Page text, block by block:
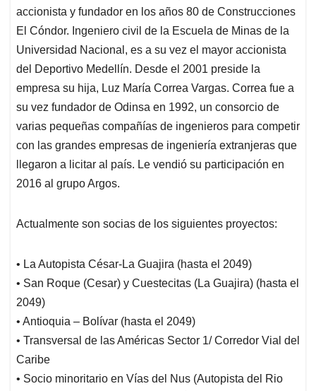
accionista y fundador en los años 80 de Construcciones
El Cóndor. Ingeniero civil de la Escuela de Minas de la
Universidad Nacional, es a su vez el mayor accionista
del Deportivo Medellín. Desde el 2001 preside la
empresa su hija, Luz María Correa Vargas. Correa fue a
su vez fundador de Odinsa en 1992, un consorcio de
varias pequeñas compañías de ingenieros para competir
con las grandes empresas de ingeniería extranjeras que
llegaron a licitar al país. Le vendió su participación en
2016 al grupo Argos.
Actualmente son socias de los siguientes proyectos:
• La Autopista César-La Guajira (hasta el 2049)
• San Roque (Cesar) y Cuestecitas (La Guajira) (hasta el
2049)
• Antioquia – Bolívar (hasta el 2049)
• Transversal de las Américas Sector 1/ Corredor Vial del
Caribe
• Socio minoritario en Vías del Nus (Autopista del Rio